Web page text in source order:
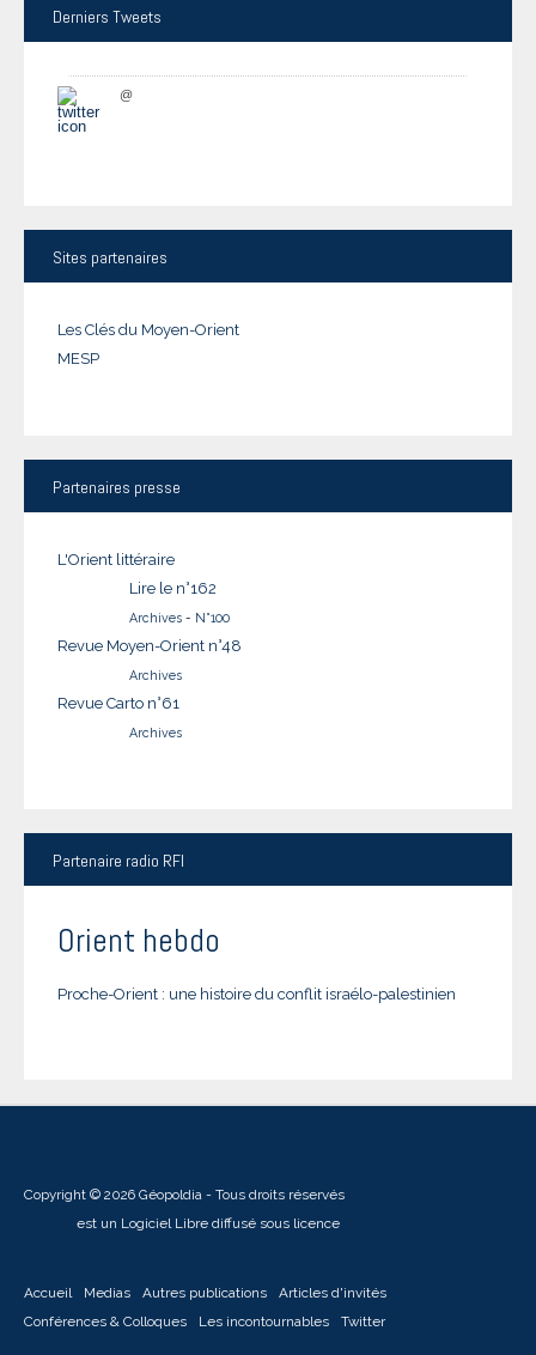
Derniers Tweets
@
Sites partenaires
Les Clés du Moyen-Orient
MESP
Partenaires presse
L'Orient littéraire
Lire le n°162
Archives - N°100
Revue Moyen-Orient n°48
Archives
Revue Carto n°61
Archives
Partenaire radio RFI
Orient hebdo
Proche-Orient : une histoire du conflit israélo-palestinien
Copyright © 2026 Géopoldia - Tous droits réservés
est un Logiciel Libre diffusé sous licence
Accueil Medias Autres publications
Articles d'invités
Conférences & Colloques
Les incontournables Twitter